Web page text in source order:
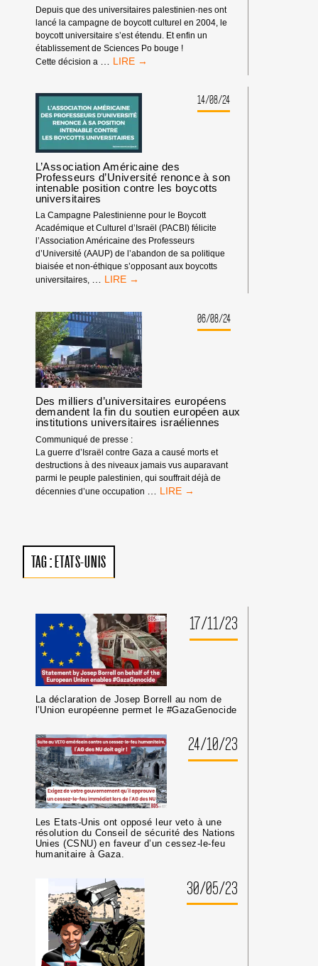
Depuis que des universitaires palestinien·nes ont
lancé la campagne de boycott culturel en 2004, le
boycott universitaire s’est étendu. Et enfin un
établissement de Sciences Po bouge !
Cette décision a … VICTOIRE
:
SCIENCES
PO
STRASBOURG
A
VOTÉ
LA
FIN
PARTENARIAT
AVEC
L’UNIVERSITÉ
ISRAÉLIENNE
REICHMAN !
14/08/24
L’Association Américaine des
Professeurs d’Université renonce à son
intenable position contre les boycotts
universitaires
La Campagne Palestinienne pour le Boycott
Académique et Culturel d’Israël (PACBI) félicite
l’Association Américaine des Professeurs
d’Université (AAUP) de l’abandon de sa politique
biaisée et non-éthique s’opposant aux boycotts
universitaires, … L’ASSOCIATION
PROFESSEURS
D’UNIVERSITÉ
RENONCE
À
SON
INTENABLE
CONTRE
LES
UNIVERSITAIRES
06/08/24
Des milliers d’universitaires européens
demandent la fin du soutien européen aux
institutions universitaires israéliennes
Communiqué de presse :
La guerre d’Israël contre Gaza a causé morts et
destructions à des niveaux jamais vus auparavant
parmi le peuple palestinien, qui souffrait déjà de
décennies d’une occupation
DES
AUX
INSTITUTIONS
UNIVERSITAIRES
ISRAÉLIENNES
TAG : ETATS-UNIS
17/11/23
La déclaration de Josep Borrell au nom de
l’Union européenne permet le #GazaGenocide
24/10/23
Les Etats-Unis ont opposé leur veto à une
résolution du Conseil de sécurité des Nations
Unies (CSNU) en faveur d’un cessez-le-feu
humanitaire à Gaza.
30/05/23